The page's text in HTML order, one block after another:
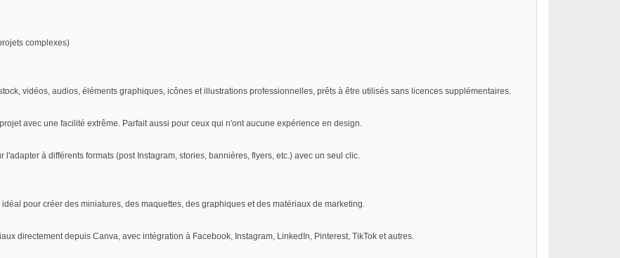
complexes)
vidéos, audios, éléments graphiques, icônes et illustrations professionnelles, prêts à être utilisés sans licences supplémentaires.
avec une facilité extrême. Parfait aussi pour ceux qui n'ont aucune expérience en design.
à différents formats (post Instagram, stories, bannières, flyers, etc.) avec un seul clic.
pour créer des miniatures, des maquettes, des graphiques et des matériaux de marketing.
directement depuis Canva, avec intégration à Facebook, Instagram, LinkedIn, Pinterest, TikTok et autres.